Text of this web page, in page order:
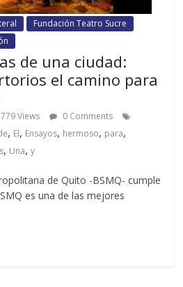
Fundación Teatro Sucre
de una ciudad:
el camino para
Views
0 Comments
, El, Ensayos, hermoso, para,
, Una,y
de Quito -BSMQ- cumple
es una de las mejores